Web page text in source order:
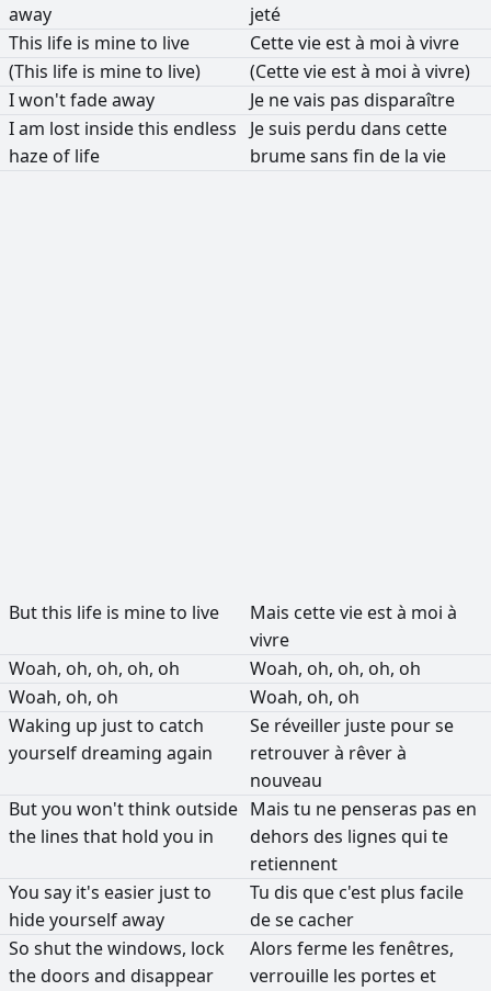
away
jeté
This life is mineto live Cettevie està moi à vivre
(This life is mineto live) (Cettevie està moi à vivre)
Iwon'tfadeaway Je nevais pas disparaître
Iam lost insidethis endless
haze of life
Jesuis perdu dans cette
brumesans fin de la vie
Butthis life is mineto live Mais cettevie està moi à
vivre
Woah, oh, oh, oh, oh Woah, oh, oh, oh, oh
Woah, oh, oh Woah, oh, oh
Waking up justto catch
yourselfdreaming again
Se réveiller juste pourse
retrouverà rêverà
nouveau
Butyou won'tthink outside
the lines that hold you in
Mais tu ne penseras pas en
dehors des lignes qui te
retiennent
You say it's easier justto
hideyourselfaway
Tu dis que c'est plus facile
dese cacher
So shutthewindows, lock
thedoors and disappear
Alors ferme les fenêtres,
verrouille les portes et